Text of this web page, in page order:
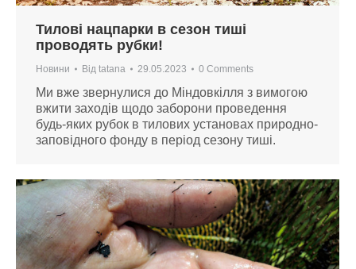
Тилові нацпарки в сезон тиші
проводять рубки!
Новини Від tatana 29.05.2023 0 Comments
Ми вже звернулися до Міндовкілля з вимогою
вжити заходів щодо заборони проведення
будь-яких рубок в тилових установах природно-
заповідного фонду в період сезону тиші.